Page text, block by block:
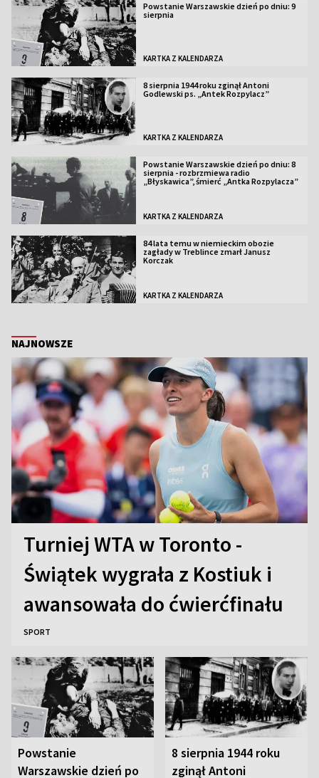
Powstanie Warszawskie dzień po dniu: 9
sierpnia
KARTKA Z KALENDARZA
8 sierpnia 1944 roku zginął Antoni
Godlewski ps. „Antek Rozpylacz”
KARTKA Z KALENDARZA
Powstanie Warszawskie dzień po dniu: 8
sierpnia - rozbrzmiewa radio
„Błyskawica”, śmierć „Antka Rozpylacza”
KARTKA Z KALENDARZA
84 lata temu w niemieckim obozie
zagłady w Treblince zmarł Janusz
Korczak
KARTKA Z KALENDARZA
NAJNOWSZE
Turniej WTA w Toronto -
Świątek wygrała z Kostiuk i
awansowała do ćwierćfinału
SPORT
Powstanie
Warszawskie dzień po
8 sierpnia 1944 roku
zginął Antoni